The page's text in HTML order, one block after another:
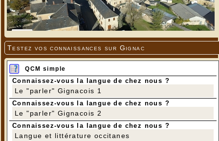
Testez vos connaissances sur Gignac
QCM simple
Connaissez-vous la langue de chez nous ?
Le "parler" Gignacois 1
Connaissez-vous la langue de chez nous ?
Le "parler" Gignacois 2
Connaissez-vous la langue de chez nous ?
Langue et littérature occitanes